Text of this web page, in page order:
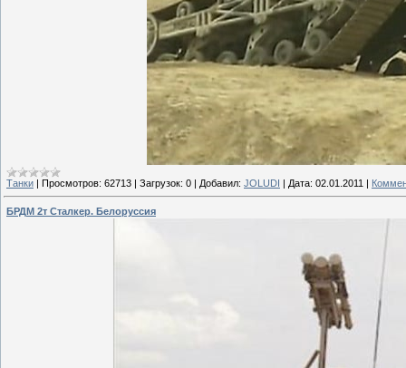
Танки | Просмотров: 62713 | Загрузок: 0 | Добавил: JOLUDI | Дата: 02.01.2011 |
БРДМ 2т Сталкер. Белоруссия